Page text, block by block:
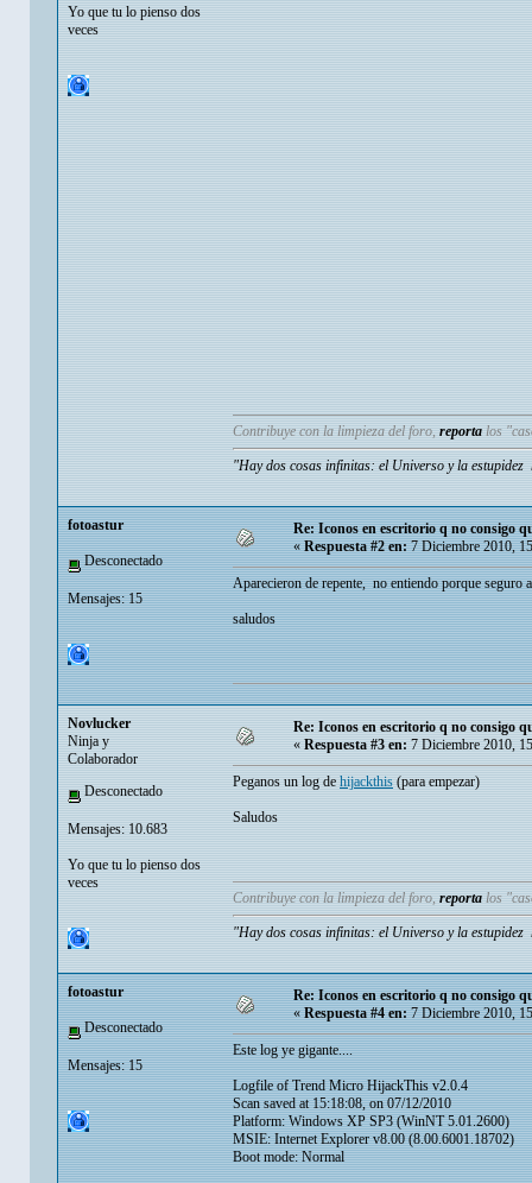
Yo que tu lo pienso dos
veces
Contribuye con la limpieza del foro, reporta los
"Hay dos cosas infinitas: el Universo y la
fotoastur
Desconectado
Mensajes: 15
Re: Iconos en escritorio q no consigo
«Respuesta #2 en:7 Diciembre 2010,
Aparecieron de repente, no entiendo porque seguro
saludos
Novlucker
Ninja y
Colaborador
Desconectado
Mensajes: 10.683
Yo que tu lo pienso dos
veces
Re: Iconos en escritorio q no consigo
« Respuesta #3 en: 7 Diciembre 2010,
Peganos un log de hijackthis (para empezar)
Saludos
Contribuye con la limpieza del foro, reporta los
"Hay dos cosas infinitas: el Universo y la
fotoastur
Desconectado
Mensajes: 15
Re: Iconos en escritorio q no consigo
«Respuesta #4 en:7 Diciembre 2010,
Este log ye gigante....
Logfile of Trend Micro HijackThis v2.0.4
Scan saved at 15:18:08, on 07/12/2010
Platform: Windows XP SP3 (WinNT 5.01.2600)
MSIE: Internet Explorer v8.00 (8.00.6001.18702)
Boot mode: Normal